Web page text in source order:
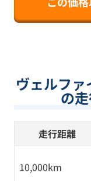
ヴェルフ
の
走行距離
10,000km